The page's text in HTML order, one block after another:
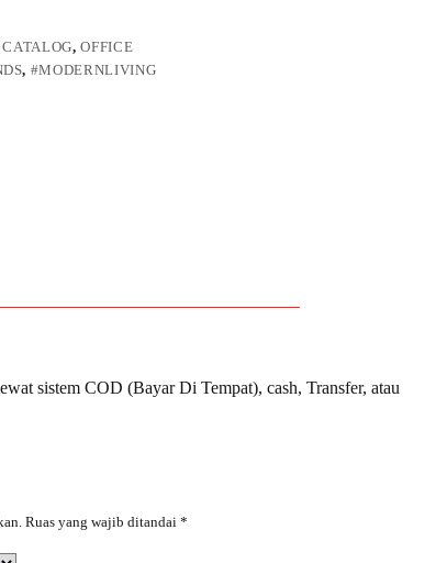
,OFFICE
, #MODERNLIVING
sistem COD (Bayar Di Tempat), cash, Transfer, atau
Ruas yang wajib ditandai *